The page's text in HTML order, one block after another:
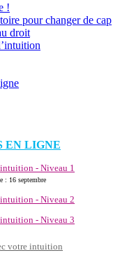
!
pour changer de cap
droit
EN LIGNE
- Niveau 1
: 16 septembre
- Niveau 2
- Niveau 3
votre intuition